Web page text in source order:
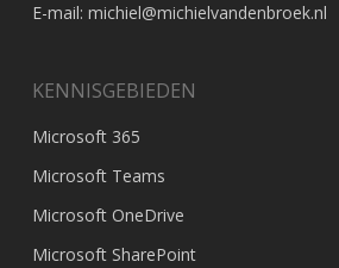
E-mail: michiel@michielvandenbroek.nl
KENNISGEBIEDEN
Microsoft 365
Microsoft Teams
Microsoft OneDrive
Microsoft SharePoint